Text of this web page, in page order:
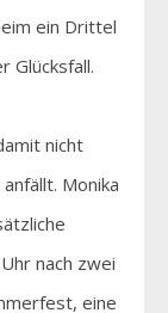
ein Drittel
Glücksfall.
nicht
Monika
nach zwei
eine